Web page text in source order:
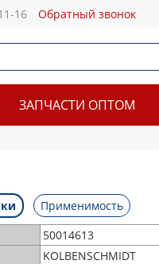
16 Обратный звонок
ЗАПЧАСТИ ОПТОМ
Применимость
50014613
KOLBENSCHMIDT